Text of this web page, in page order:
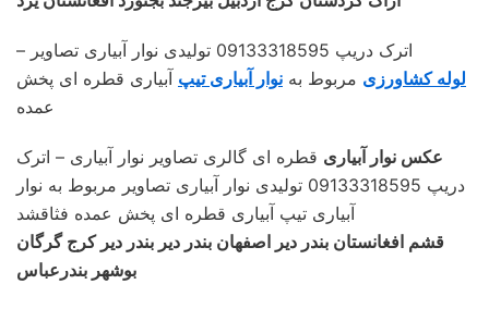
– اترک دریپ 09133318595 تولیدی نوار آبیاری تصاویر
لوله کشاورزی مربوط به نوار آبیاری تیپ آبیاری قطره ای پخش
عمده
عکس نوار آبیاری قطره ای گالری تصاویر نوار آبیاری – اترک
دریپ 09133318595 تولیدی نوار آبیاری تصاویر مربوط به نوار
آبیاری تیپ آبیاری قطره ای پخش عمده فثاقشد
قشم افغانستان بندر دیر اصفهان بندر دیر بندر دیر کرج گرگان
بوشهر بندرعباس